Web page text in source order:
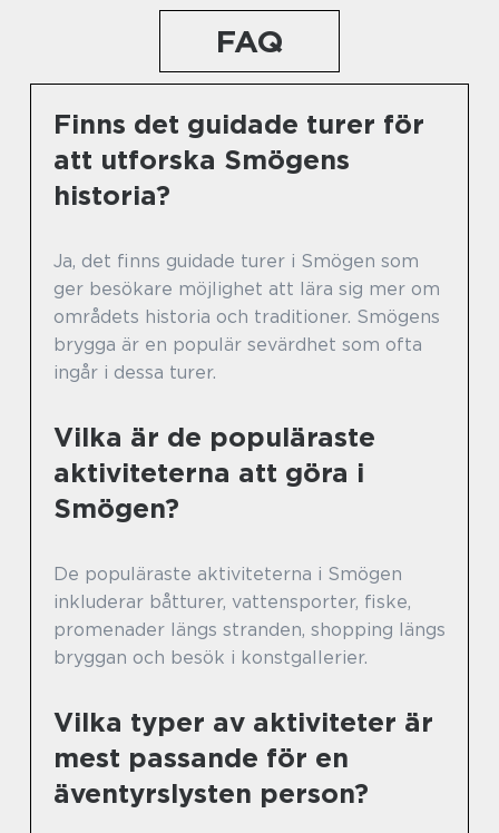
FAQ
Finns det guidade turer för
att utforska Smögens
historia?
Ja, det finns guidade turer i Smögen som
ger besökare möjlighet att lära sig mer om
områdets historia och traditioner. Smögens
brygga är en populär sevärdhet som ofta
ingår i dessa turer.
Vilka är de populäraste
aktiviteterna att göra i
Smögen?
De populäraste aktiviteterna i Smögen
inkluderar båtturer, vattensporter, fiske,
promenader längs stranden, shopping längs
bryggan och besök i konstgallerier.
Vilka typer av aktiviteter är
mest passande för en
äventyrslysten person?